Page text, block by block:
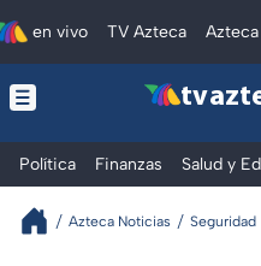
en vivo TV Azteca
tv
Política Finanzas Salud y
Azteca Noticias Seguridad